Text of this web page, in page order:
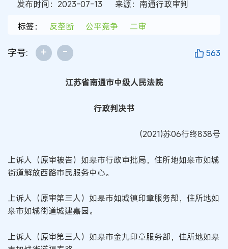
发布时间：2023-07-13
来源：南通行政审判
标签：
反垄断 公平竞争 二审
字号: + - 563
江苏省南通市中级人民法院
行政判决书
(2021)苏06行终838号
上诉人（原审被告）如皋市行政审批局，住所地如皋市如城
街道解放西路市民服务中心。
上诉人（原审第三人）如皋市如城镇印章服务部，住所地如
皋市如城街道城建嘉园。
上诉人（原审第三人）如皋市金九印章服务部，住所地如皋